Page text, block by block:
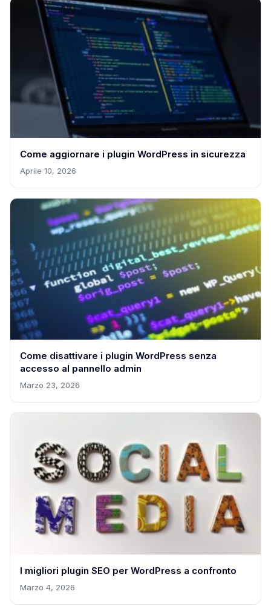
Come aggiornare i plugin WordPress in sicurezza
Aprile 10, 2026
Come disattivare i plugin WordPress senza
accesso al pannello admin
Marzo 23, 2026
I migliori plugin SEO per WordPress a confronto
Marzo 4, 2026